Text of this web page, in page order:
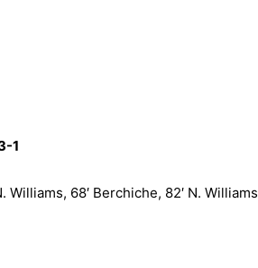
1
Williams, 68′ Berchiche, 82′ N.